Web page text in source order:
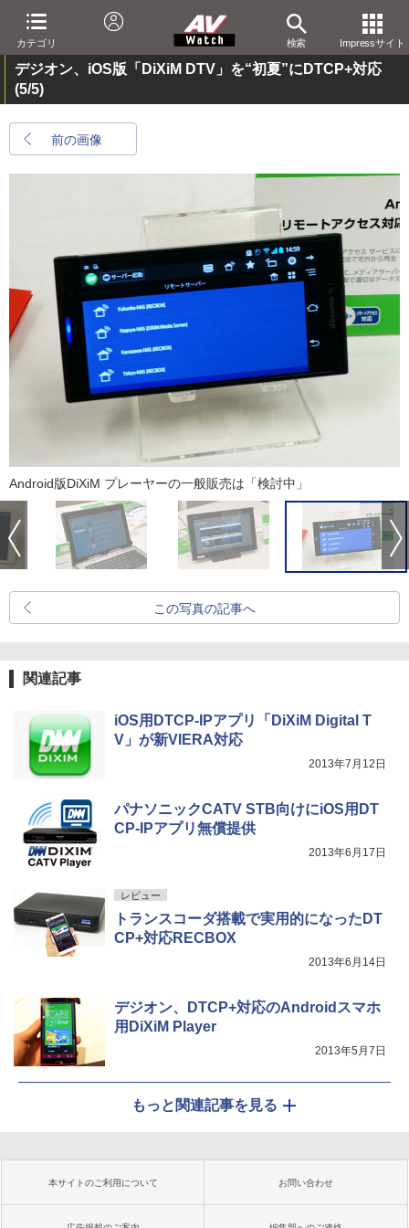
カテゴリ 検索 Impressサイト
デジオン、iOS版「DiXiM DTV」を“初夏”にDTCP+対応
(5/5)
前の画像
Android版DiXiM プレーヤーの一般販売は「検討中」
この写真の記事へ
関連記事
iOS用DTCP-IPアプリ「DiXiM Digital T
V」が新VIERA対応
2013年7月12日
パナソニックCATV STB向けにiOS用DT
CP-IPアプリ無償提供
2013年6月17日
レビュー
トランスコーダ搭載で実用的になったDT
CP+対応RECBOX
2013年6月14日
デジオン、DTCP+対応のAndroidスマホ
用DiXiM Player
2013年5月7日
もっと関連記事を見る
本サイトのご利用について お問い合わせ